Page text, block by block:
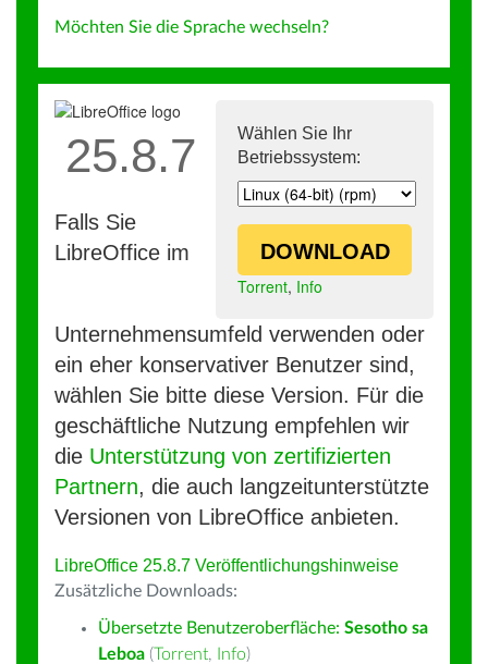
Möchten Sie die Sprache wechseln?
Wählen Sie Ihr
Betriebssystem:
DOWNLOAD
Torrent, Info
25.8.7
Falls Sie
LibreOffice im
Unternehmensumfeld verwenden oder
ein eher konservativer Benutzer sind,
wählen Sie bitte diese Version. Für die
geschäftliche Nutzung empfehlen wir
die Unterstützung von zertifizierten
Partnern, die auch langzeitunterstützte
Versionen von LibreOffice anbieten.
LibreOffice 25.8.7 Veröffentlichungshinweise
Zusätzliche Downloads:
Übersetzte Benutzeroberfläche: Sesotho sa
Leboa (Torrent, Info)